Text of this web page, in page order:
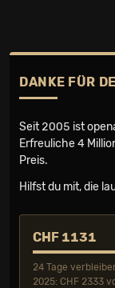
DANKE FÜR
Seit 2005 ist
Erfreuliche 4
Preis.
Hilfst du mit, die
CHF 1131
24 Tage
2025: CHF 2333